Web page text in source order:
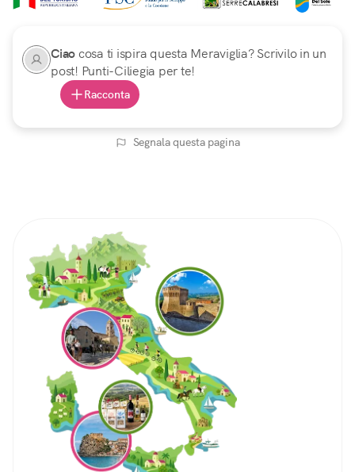
Ciaocosa ti ispira questa Meraviglia? Scrivilo in un
post! Punti-Ciliegia per te!
Racconta
Segnala questa pagina